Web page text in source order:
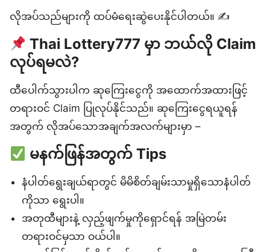
လိုအပ်သည်များကို ထပ်မံရေးဆွဲပေးနိုင်ပါတယ်။ ✍️
Thai Lottery777 မှာ ဘယ်လို Claim
လုပ်ရမလဲ?
ထီပေါက်သွားပါက ဆုကြေးငွေကို အထောက်အထားဖြင့်
တရားဝင် Claim ပြုလုပ်နိုင်သည်။ ဆုကြေးငွေရယူရန်
အတွက် လိုအပ်သောအချက်အလက်များမှာ –
မနက်ဖြန်အတွက် Tips
နံပါတ်ရွေးချယ်ရာတွင် မိမိစိတ်ချမ်းသာမှုရှိသောနံပါတ်
ကိုသာ ရွေးပါ။
အတုထီများနဲ့ လှည့်ဖျက်မှုကိုရှောင်ရန် အမြဲတမ်း
တရားဝင်မှသာ ဝယ်ပါ။